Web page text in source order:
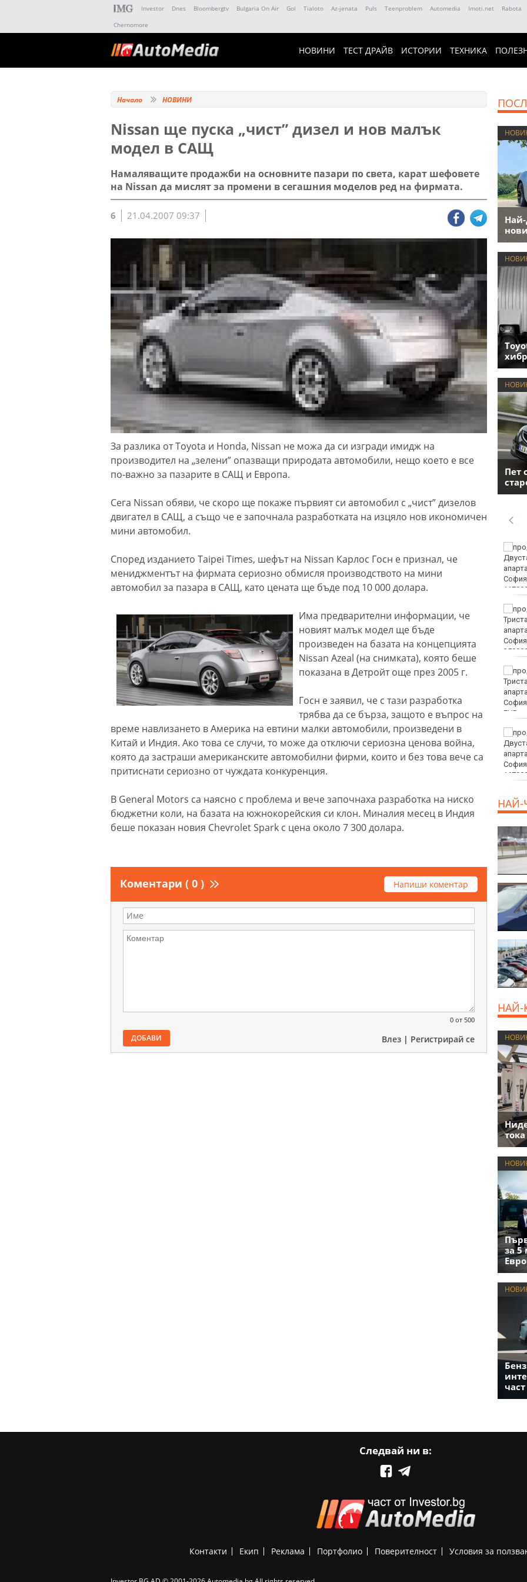
Investor Dnes Bloombergtv Bulgaria On Air Gol Tialoto Az-jenata Puls Teenproblem Automedia Imoti.net Rabota
Chernomore
НОВИНИ ТЕСТ ДРАЙВ ИСТОРИИ ТЕХНИКА
Начало НОВИНИ
Nissan ще пуска „чист” дизел и нов малък
модел в САЩ
Намаляващите продажби на основните пазари по света, карат шефовете
на Nissan да мислят за промени в сегашния моделов ред на фирмата.
6 21.04.2007 09:37
За разлика от Toyota и Honda, Nissan не можа да си изгради имидж на
производител на „зелени” опазващи природата автомобили, нещо което е все
по-важно за пазарите в САЩ и Европа.
Сега Nissan обяви, че скоро ще покаже първият си автомобил с „чист” дизелов
двигател в САЩ, а също че е започнала разработката на изцяло нов икономичен
мини автомобил.
Според изданието Taipei Times, шефът на Nissan Карлос Госн е признал, че
мениджментът на фирмата сериозно обмисля производството на мини
автомобил за пазара в САЩ, като цената ще бъде под 10 000 долара.
Има предварителни информации, че
новият малък модел ще бъде
произведен на базата на концепцията
Nissan Azeal (на снимката), която беше
показана в Детройт още през 2005 г.
Госн е заявил, че с тази разработка
трябва да се бърза, защото е въпрос на
време навлизането в Америка на евтини малки автомобили, произведени в
Китай и Индия. Ако това се случи, то може да отключи сериозна ценова война,
която да застраши американските автомобилни фирми, които и без това вече са
притиснати сериозно от чуждата конкуренция.
В General Motors са наясно с проблема и вече започнаха разработка на ниско
бюджетни коли, на базата на южнокорейския си клон. Миналия месец в Индия
беше показан новия Chevrolet Spark с цена около 7 300 долара.
Коментари ( 0 ) Напиши коментар
0 от 500
ДОБАВИ Влез | Регистрирай се
Най-
Пет
заради опасенията от
Ормузкия проток
ликвидирани за
последното денонощие
в страната
Хороскоп за 8 август
Увеличават се
сигналите към спешния
телефон
EUR
800
НАЙ-
НАЙ-
за 5
част
Следвай ни в:
Контакти Екип Реклама Портфолио Поверителност Условия за